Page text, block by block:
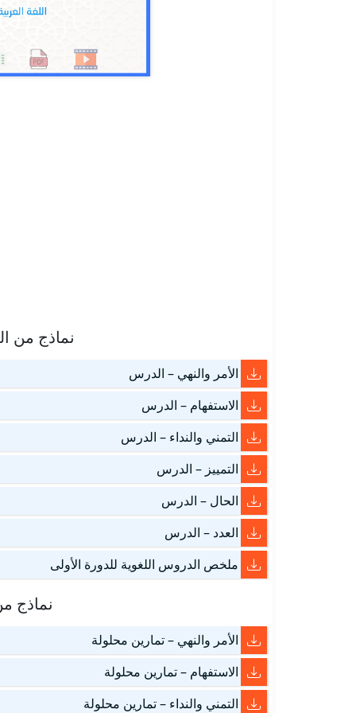
نماذج من
الأمر والنهي – الدرس
الاستفهام – الدرس
التمني والنداء – الدرس
التمييز – الدرس
الحال – الدرس
العدد – الدرس
ملخص الدروس اللغوية للدورة الأولى
نماذج
الأمر والنهي – تمارين محلولة
الاستفهام – تمارين محلولة
التمني والنداء – تمارين محلولة